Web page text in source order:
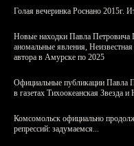
Голая вечеринка Роснано 2015г.
Новые находки Павла Петровича
аномальные явления,
автора в Амурске по 2025
Официальные публикации Павла
в газетах Тихоокеанская Звезда
Комсомольск официально
репрессий: задумаемся...